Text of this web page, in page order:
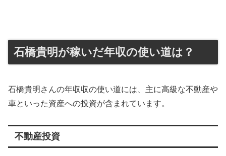
石橋貴明が稼いだ年収の使い道は？
石橋貴明さんの年収収の使い道には、主に高級な不動産や
車といった資産への投資が含まれています。
不動産投資